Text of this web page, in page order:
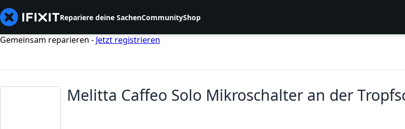
Repariere deine SachenCommunityShop
Gemeinsam reparieren - Jetzt registrieren
Melitta Caffeo Solo Mikroschalter an der